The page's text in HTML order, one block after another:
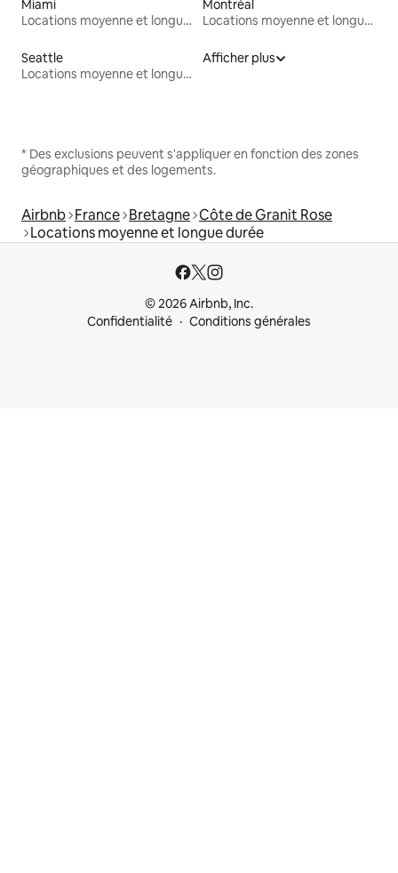
Miami
Locations moyenne et longue durée
Montréal
Locations moyenne et longue durée
Seattle
Locations moyenne et longue durée
Afficher plus
* Des exclusions peuvent s'appliquer en fonction des zones
géographiques et des logements.
Airbnb France Bretagne Côte de Granit Rose
Locations moyenne et longue durée
© 2026 Airbnb, Inc.
Confidentialité
Conditions générales